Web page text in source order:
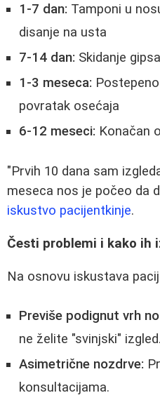
1-7 dan: Tamponi u
disanje na usta
7-14 dan: Skidanje
1-3 meseca:
povratak osećaja
6-12 meseci: Konačan
"Prvih 10 dana sam
meseca nos je počeo da
iskustvo pacijentkinje.
Česti problemi i kako ih
Na osnovu iskustava
Previše podignut vrh
ne želite "svinjski" izgled.
Asimetrične nozdrve:
konsultacijama.